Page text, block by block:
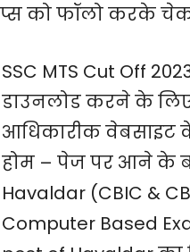
को फॉलो करके
SSC MTS Cut Off
डाउनलोड करने के
आधिकारीक वेबसाइट
होम – पेज पर आने के
Havaldar (CBIC &
Computer Based